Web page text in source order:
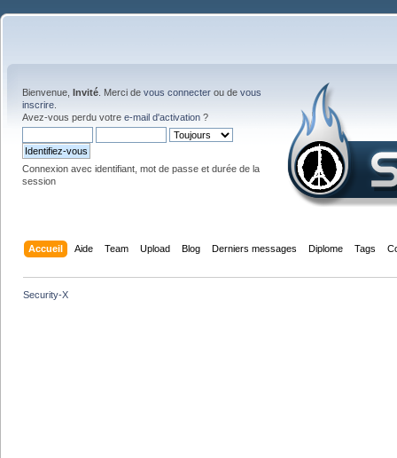
Bienvenue, Invité . Merci de vous connecter ou de vous
inscrire
Avez-vous perdu votre e-mail d'activation ?
Connexion avec identifiant, mot de passe et durée de la
session
Accueil Aide Team Upload Blog Derniers messages Diplome Tags
Security-X